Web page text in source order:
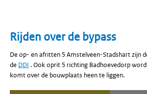
Rijden over de bypass
De op- en afritten 5 Amstelveen-Stadshart zijn
de DDI . Ook oprit 5 richting Badhoevedorp
komt over de bouwplaats heen te liggen.